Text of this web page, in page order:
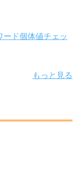
ード個体値チェッ
もっと見る